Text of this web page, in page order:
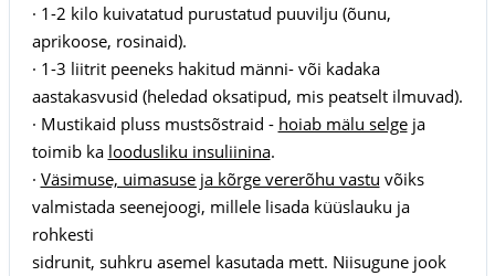
· 1-2 kilo kuivatatud purustatud puuvilju (õunu,
aprikoose, rosinaid).
· 1-3 liitrit peeneks hakitud männi- või kadaka
aastakasvusid (heledad oksatipud, mis peatselt ilmuvad).
· Mustikaid pluss mustsõstraid - hoiab mälu selgeja
toimib ka loodusliku insuliinina.
· Väsimuse, uimasuse ja kõrge vererõhu vastu võiks
valmistada seenejoogi, millele lisada küüslauku ja
rohkesti
sidrunit, suhkru asemel kasutada mett. Niisugune jook